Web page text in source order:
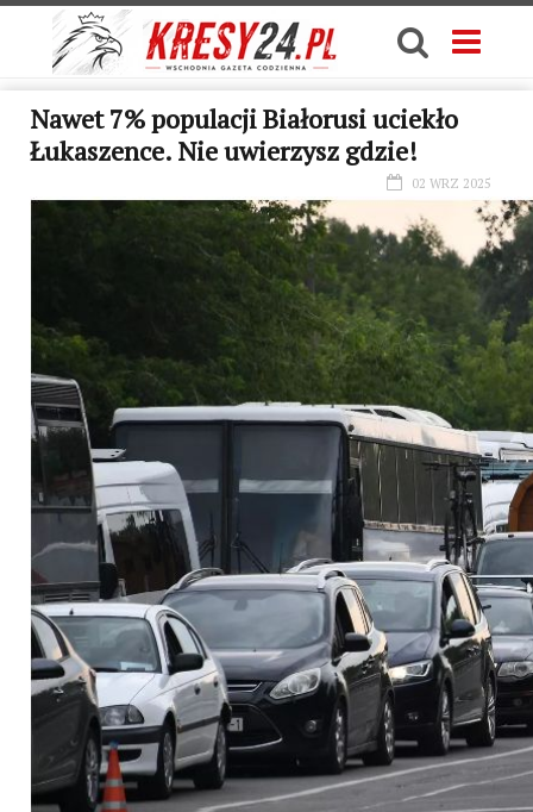
Nawet 7% populacji Białorusi uciekło
Łukaszence. Nie uwierzysz gdzie!
02 WRZ 2025